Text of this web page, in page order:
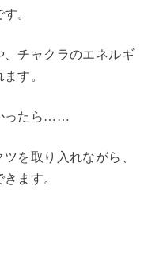
。
チャクラのエネルギ
す。
ったら……
を取り入れながら、
ます。